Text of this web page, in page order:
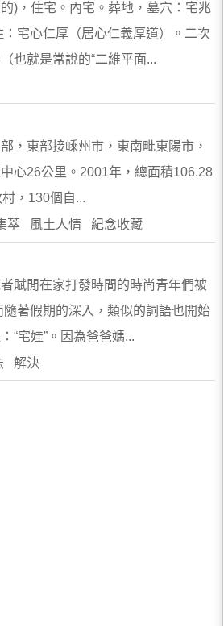
)，住宅。內宅。葬地，墓穴：宅兆
：宅心仁厚（居心仁義厚道）。二次
也就是常說的“二維平面...
，東部接嵊州市，東南毗東陽市，
心26公里。2001年，總面積106.28
，130個自...
萃 風土人情 紀念收藏
賦閒在家打發時間的時尚青年們被
隨著假期的深入，類似的詞語也開始
“宅娃”。因為爸爸媽...
解決